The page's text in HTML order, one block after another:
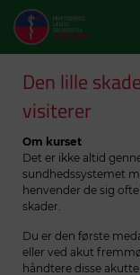
Den lille
visiterer
Om kurset
Det er ikke altid
sundhedssystemet
henvender de sig
skader.
Du er den første
eller ved akut
håndtere disse